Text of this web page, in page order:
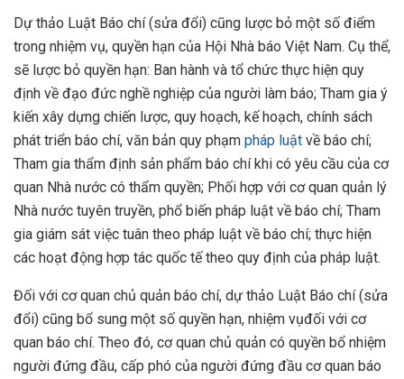
Dự thảo Luật Báo chí (sửa đổi) cũng lược bỏ một số điểm
trong nhiệm vụ, quyền hạn của Hội Nhà báo Việt Nam. Cụ thể,
sẽ lược bỏ quyền hạn: Ban hành và tổ chức thực hiện quy
định về đạo đức nghề nghiệp của người làm báo; Tham gia ý
kiến xây dựng chiến lược, quy hoạch, kế hoạch, chính sách
phát triển báo chí, văn bản quy phạm pháp luật về báo chí;
Tham gia thẩm định sản phẩm báo chí khi có yêu cầu của cơ
quan Nhà nước có thẩm quyền; Phối hợp với cơ quan quản lý
Nhà nước tuyên truyền, phổ biến pháp luật về báo chí; Tham
gia giám sát việc tuân theo pháp luật về báo chí; thực hiện
các hoạt động hợp tác quốc tế theo quy định của pháp luật.
Đối với cơ quan chủ quản báo chí, dự thảo Luật Báo chí (sửa
đổi) cũng bổ sung một số quyền hạn, nhiệm vụđối với cơ
quan báo chí. Theo đó, cơ quan chủ quản có quyền bổ nhiệm
người đứng đầu, cấp phó của người đứng đầu cơ quan báo